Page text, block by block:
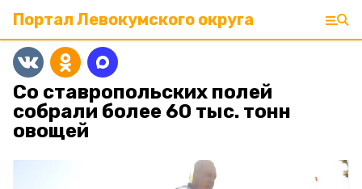
Портал Левокумского округа
Со ставропольских полей
собрали более 60 тыс. тонн
овощей